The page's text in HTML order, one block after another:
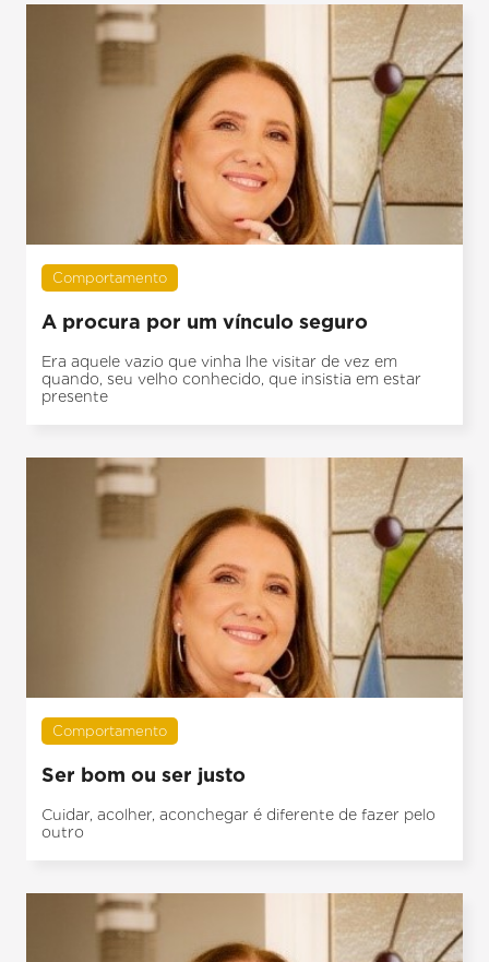
Comportamento
A procura por um vínculo seguro
Era aquele vazio que vinha lhe visitar de vez em
quando, seu velho conhecido, que insistia em estar
presente
Comportamento
Ser bom ou ser justo
Cuidar, acolher, aconchegar é diferente de fazer pelo
outro